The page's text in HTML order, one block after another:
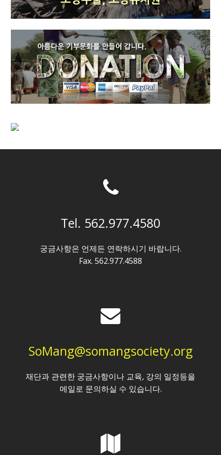
Tel. 562.977.4580
궁금사항은 언제든 연락하시기 바랍니다.
Fax. 562.977.4588
SoMang@somangsociety.org
재단과 관련한 궁금사항이나 교육, 강의 일정등을
메일로 문의하실 수 있습니다.